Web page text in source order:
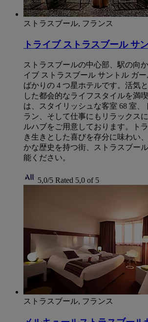
ストラスブール, フランス
トライブ ストラスブール サ
ストラスブールの中心部、駅の向
イブ ストラスブール サントル ガ
ばかりの 4 つ星ホテルです。活気
した都会的なライフスタイルを満
は、スタイリッシュな客室 68 室、
ラン、そして仕事にもリラックス
ルハブをご用意しております。ト
き生きとした喜びを存分に味わい
かな歴史を持つ街、ストラスブー
能ください。
5,0/5 Rated 5,0 of 5
ストラスブール, フランス